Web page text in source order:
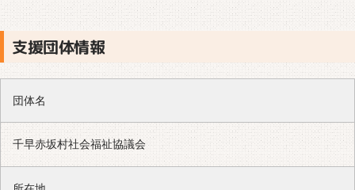
支援団体情報
団体名
千早赤坂村社会福祉協議会